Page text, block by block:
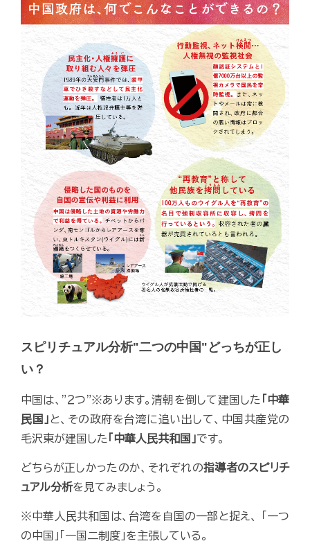
スピリチュアル分析"二つの中国"どっちが正し
い？
中国は、"２つ"※あります。清朝を倒して建国した 「中華
民国」 と、その政府を台湾に追い出して、中国共産党の
毛沢東が建国した 「中華人民共和国」です。
どちらが正しかったのか、それぞれの指導者のスピリチ
ュアル分析を見てみましょう。
※中華人民共和国は、台湾を自国の一部と捉え、 「一つ
の中国」「一国二制度」を主張している。